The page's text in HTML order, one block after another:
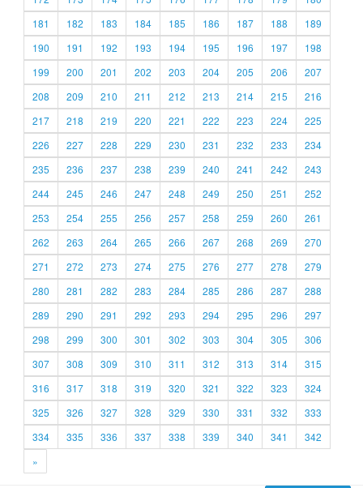
181
182 183 184 185 186 187 188
189
190
191 192 193 194 195 196 197
198
199
200 201 202 203 204 205 206
207
208
209 210 211 212 213 214 215
216
217
218 219 220 221 222 223 224
225
226
227 228 229 230 231 232 233
234
235
236 237 238 239 240 241 242
243
244
245 246 247 248 249 250 251
252
253
254 255 256 257 258 259 260
261
262
263 264 265 266 267 268 269
270
271
272 273 274 275 276 277 278
279
280
281 282 283 284 285 286 287
288
289
290 291 292 293 294 295 296
297
298
299 300 301 302 303 304 305
306
307
308 309 310 311 312 313 314
315
316
317 318 319 320 321 322 323
324
325
326 327 328 329 330 331 332
333
334
335 336 337 338 339 340 341
342
»